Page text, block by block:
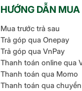
HƯỚNG DẪN
Mua trước trả sau
Trả góp qua Onepay
Trả góp qua VnPay
Thanh toán online qua
Thanh toán qua Momo
Thanh toán qua